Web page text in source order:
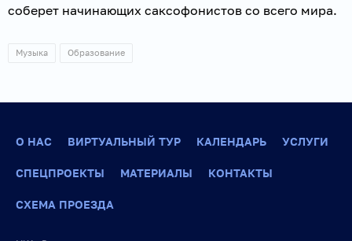
соберет начинающих саксофонистов со всего мира.
Музыка Образование
О НАС ВИРТУАЛЬНЫЙ ТУР КАЛЕНДАРЬ УСЛУГИ
СПЕЦПРОЕКТЫ МАТЕРИАЛЫ КОНТАКТЫ
СХЕМА ПРОЕЗДА